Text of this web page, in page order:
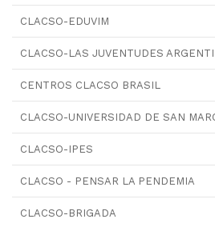
CLACSO-EDUVIM
CLACSO-LAS JUVENTUDES
CENTROS CLACSO BRASIL
CLACSO-UNIVERSIDAD DE SAN
CLACSO-IPES
CLACSO - PENSAR LA PENDEMIA
CLACSO-BRIGADA